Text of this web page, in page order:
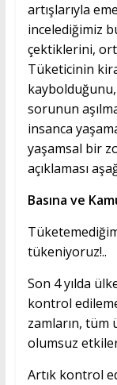
artışlarıyla
incelediğimiz
çektiklerini,
Tüketicinin
sorunun
insanca
yaşamsal bir
açıklaması
Basına ve
tükeniyoruz!..
Son 4 yılda
kontrol
zamların,
olumsuz
Artık kontrol